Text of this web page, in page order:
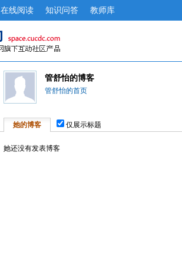
在线阅读 知识问答 教师库
管舒怡的博客
管舒怡的首页
她的博客 仅展示标题
她还没有发表博客